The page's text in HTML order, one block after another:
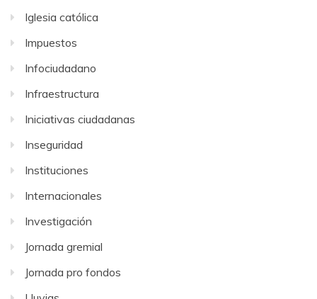
Iglesia católica
Impuestos
Infociudadano
Infraestructura
Iniciativas ciudadanas
Inseguridad
Instituciones
Internacionales
Investigación
Jornada gremial
Jornada pro fondos